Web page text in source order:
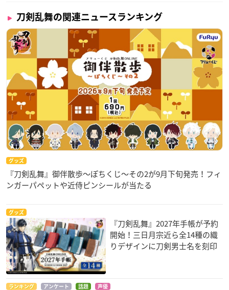
刀剣乱舞の関連ニュースランキング
グッズ
『刀剣乱舞』御伴散歩～ぽちくじ～その2が9月下旬発売！フィ
ンガーパペットや近侍ピンシールが当たる
グッズ
『刀剣乱舞』2027年手帳が予約
開始！三日月宗近ら全14種の織
りデザインに刀剣男士名を刻印
ランキング アンケート 話題 声優